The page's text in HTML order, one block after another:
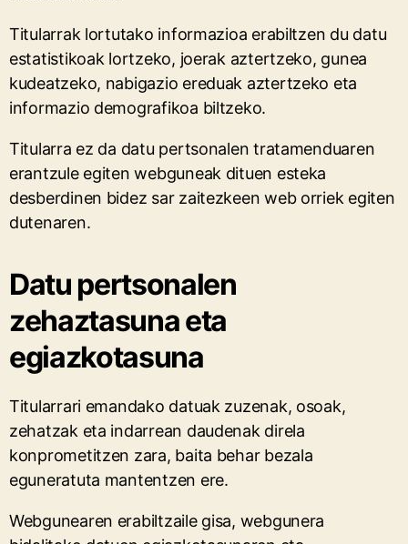
Titularrak lortutako informazioa erabiltzen du datu
estatistikoak lortzeko, joerak aztertzeko, gunea
kudeatzeko, nabigazio ereduak aztertzeko eta
informazio demografikoa biltzeko.
Titularra ez da datu pertsonalen tratamenduaren
erantzule egiten webguneak dituen esteka
desberdinen bidez sar zaitezkeen web orriek egiten
dutenaren.
Datu pertsonalen
zehaztasuna eta
egiazkotasuna
Titularrari emandako datuak zuzenak, osoak,
zehatzak eta indarrean daudenak direla
konprometitzen zara, baita behar bezala
eguneratuta mantentzen ere.
Webgunearen erabiltzaile gisa, webgunera